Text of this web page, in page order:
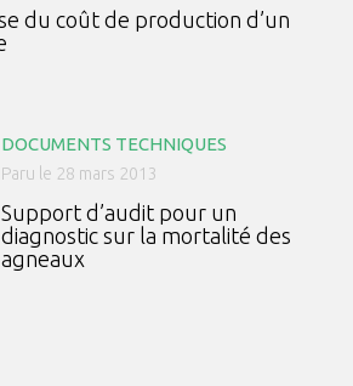
du coût de production d’un
DOCUMENTS TECHNIQUES
Paru le 28 mars 2013
Support d’audit pour un
diagnostic sur la mortalité des
agneaux